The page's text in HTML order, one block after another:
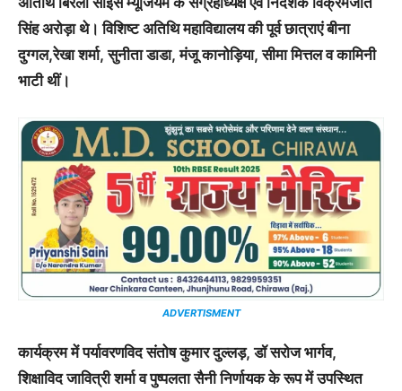
सिंह अरोड़ा थे। विशिष्ट अतिथि महाविद्यालय की पूर्व छात्राएं बीना
दुग्गल,रेखा शर्मा, सुनीता डाडा, मंजू कानोड़िया, सीमा मित्तल व कामिनी
भाटी थीं।
ADVERTISMENT
कार्यक्रम में पर्यावरणविद संतोष कुमार दुल्लड़, डॉ सरोज भार्गव,
शिक्षाविद जावित्री शर्मा व पुष्पलता सैनी निर्णायक के रूप में उपस्थित